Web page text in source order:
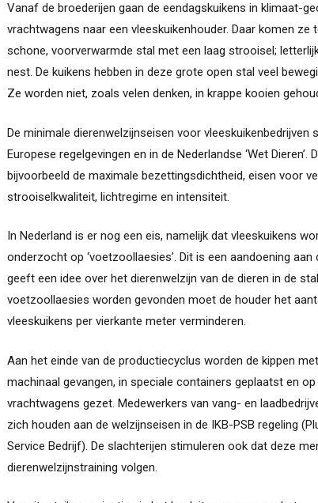
Vanaf de broederijen gaan de eendagskuikens in klimaat-
vrachtwagens naar een vleeskuikenhouder. Daar komen ze
schone, voorverwarmde stal met een laag strooisel;
nest. De kuikens hebben in deze grote open stal veel
Ze worden niet, zoals velen denken, in krappe kooien
De minimale dierenwelzijnseisen voor vleeskuikenbedrijven
Europese regelgevingen en in de Nederlandse ‘Wet Dieren’.
bijvoorbeeld de maximale bezettingsdichtheid, eisen voor
strooiselkwaliteit, lichtregime en intensiteit.
In Nederland is er nog een eis, namelijk dat vleeskuikens
onderzocht op ‘voetzoollaesies’. Dit is een aandoening aan
geeft een idee over het dierenwelzijn van de dieren in de
voetzoollaesies worden gevonden moet de houder het
vleeskuikens per vierkante meter verminderen.
Aan het einde van de productiecyclus worden de kippen
machinaal gevangen, in speciale containers geplaatst en op
vrachtwagens gezet. Medewerkers van vang- en
zich houden aan de welzijnseisen in de IKB-PSB regeling
Service Bedrijf). De slachterijen stimuleren ook dat deze
dierenwelzijnstraining volgen.